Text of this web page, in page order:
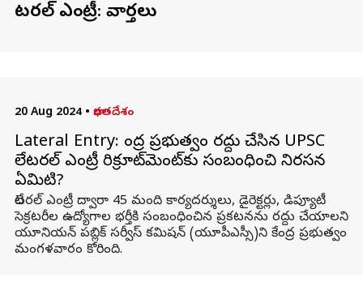
లేటరల్ ఎంట్రీ: వార్తలు
20 Aug 2024 • భారతదేశం
Lateral Entry: కేంద్ర ప్రభుత్వం రద్దు చేసిన UPSC
లేటరల్ ఎంట్రీ రిక్రూట్‌మెంట్‌కు సంబంధించి నిరసన
ఏమిటి?
లేటరల్ ఎంట్రీ ద్వారా 45 మంది కార్యదర్శులు, డైరెక్టర్లు, డిప్యూటీ
సెక్రటరీల ఉద్యోగాల భర్తీకి సంబంధించిన ప్రకటనను రద్దు చేయాలని
యూనియన్ పబ్లిక్ సర్వీస్ కమిషన్ (యూపీఎస్సీ)ని కేంద్ర ప్రభుత్వం
మంగళవారం కోరింది.